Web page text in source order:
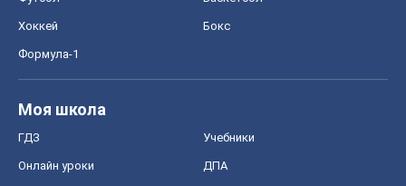
Хоккей Бокс
Формула-1
Моя школа
ГДЗ Учебники
Онлайн уроки ДПА